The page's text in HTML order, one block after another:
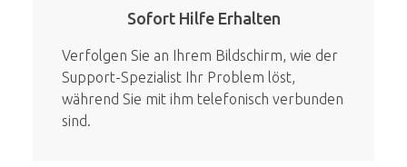
Sofort Hilfe Erhalten
Verfolgen Sie an Ihrem Bildschirm, wie der
Support-Spezialist Ihr Problem löst,
während Sie mit ihm telefonisch verbunden
sind.